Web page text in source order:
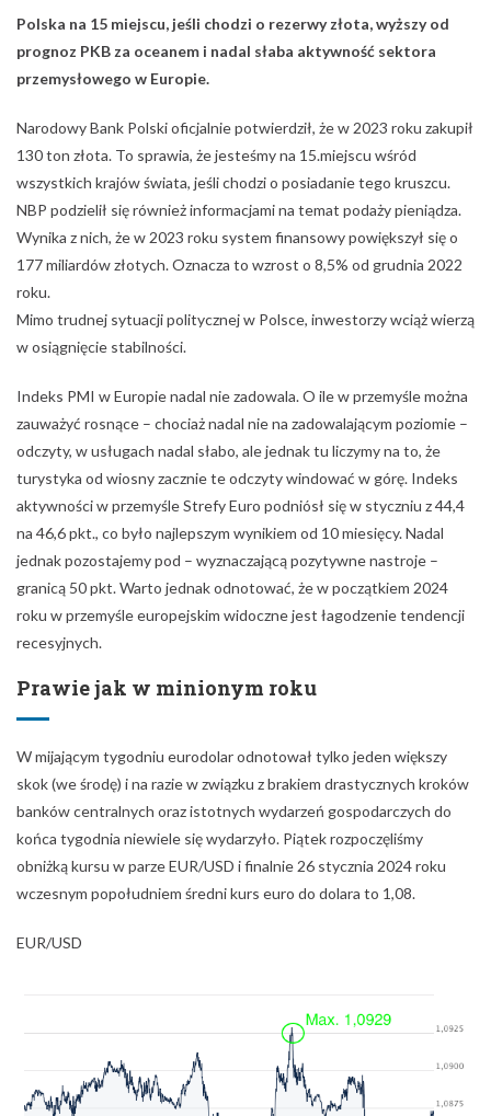
Polska na 15 miejscu, jeśli chodzi o rezerwy złota, wyższy od
prognoz PKB za oceanem i nadal słaba aktywność sektora
przemysłowego w Europie.
Narodowy Bank Polski oficjalnie potwierdził, że w 2023 roku zakupił
130 ton złota. To sprawia, że jesteśmy na 15.miejscu wśród
wszystkich krajów świata, jeśli chodzi o posiadanie tego kruszcu.
NBP podzielił się również informacjami na temat podaży pieniądza.
Wynika z nich, że w 2023 roku system finansowy powiększył się o
177 miliardów złotych. Oznacza to wzrost o 8,5% od grudnia 2022
roku.
Mimo trudnej sytuacji politycznej w Polsce, inwestorzy wciąż wierzą
w osiągnięcie stabilności.
Indeks PMI w Europie nadal nie zadowala. O ile w przemyśle można
zauważyć rosnące – chociaż nadal nie na zadowalającym poziomie –
odczyty, w usługach nadal słabo, ale jednak tu liczymy na to, że
turystyka od wiosny zacznie te odczyty windować w górę. Indeks
aktywności w przemyśle Strefy Euro podniósł się w styczniu z 44,4
na 46,6 pkt., co było najlepszym wynikiem od 10 miesięcy. Nadal
jednak pozostajemy pod – wyznaczającą pozytywne nastroje –
granicą 50 pkt. Warto jednak odnotować, że w początkiem 2024
roku w przemyśle europejskim widoczne jest łagodzenie tendencji
recesyjnych.
Prawie jak w minionym roku
W mijającym tygodniu eurodolar odnotował tylko jeden większy
skok (we środę) i na razie w związku z brakiem drastycznych kroków
banków centralnych oraz istotnych wydarzeń gospodarczych do
końca tygodnia niewiele się wydarzyło. Piątek rozpoczęliśmy
obniżką kursu w parze EUR/USD i finalnie 26 stycznia 2024 roku
wczesnym popołudniem średni kurs euro do dolara to 1,08.
EUR/USD